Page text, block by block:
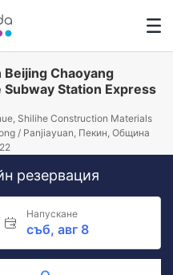
Beijing Chaoyang
Station Express
Shilihe Construction Materials
/ Panjiayuan, Пекин, Община
резервация
Напускане
съб, авг 8